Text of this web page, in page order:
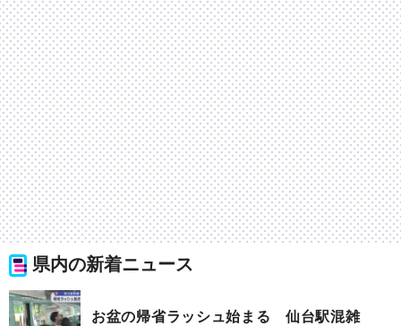
県内の新着ニュース
お盆の帰省ラッシュ始まる 仙台駅混雑